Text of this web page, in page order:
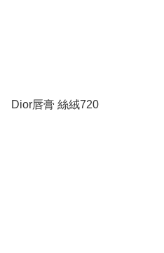
Dior唇膏 絲絨720